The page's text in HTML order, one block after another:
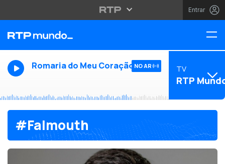
Entrar
Romaria do Meu Coração NO AR TV
RTP
#Falmouth